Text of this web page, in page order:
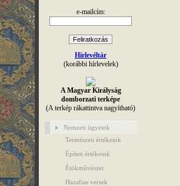
e-mailcím:
Hírlevéltár
(korábbi hírlevelek)
A Magyar Királyság
domborzati terképe
(A terkép rákattintva nagyítható)
Nemzeti ügyeink
Természeti értékeink
Épített értékeink
Étökművészet
Hazafias versek